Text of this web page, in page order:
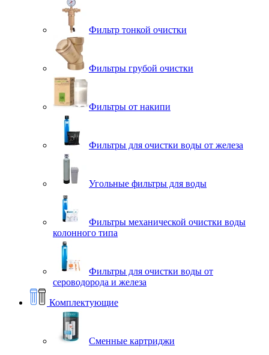
Фильтр тонкой очистки
Фильтры грубой очистки
Фильтры от накипи
Фильтры для очистки воды от железа
Угольные фильтры для воды
Фильтры механической очистки воды
колонного типа
Фильтры для очистки воды от
сероводорода и железа
Комплектующие
Сменные картриджи